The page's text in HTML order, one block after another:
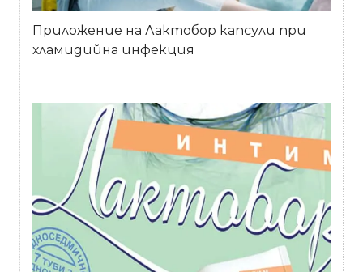
Приложение на Лактобор капсули при
хламидийна инфекция